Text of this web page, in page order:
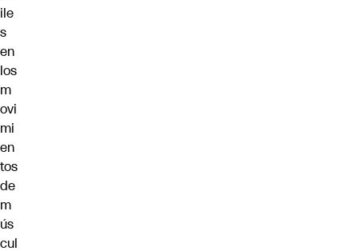
ile
s
en
los
m
ovi
mi
en
tos
de
m
ús
cul